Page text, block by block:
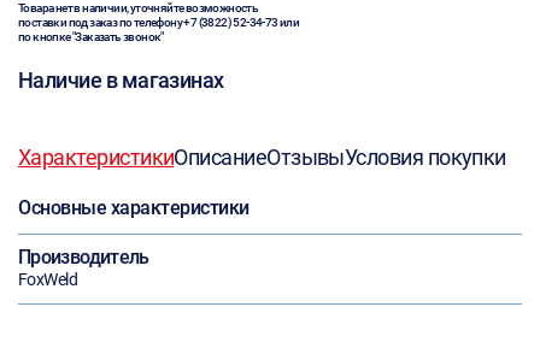
Товара нет в наличии, уточняйте возможность
поставки под заказ по телефону+7 (3822) 52-34-73или
по кнопке "Заказать звонок"
Наличие в магазинах
ХарактеристикиОписаниеОтзывыУсловия покупки
Основные характеристики
Производитель
FoxWeld